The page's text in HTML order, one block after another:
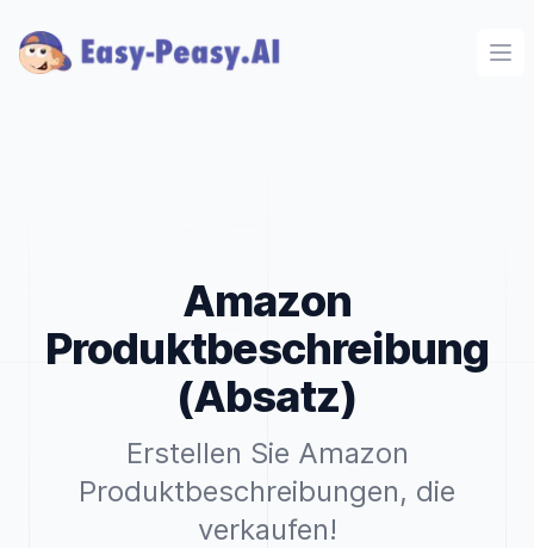
Amazon
Produktbeschreibung
(Absatz)
Erstellen Sie Amazon
Produktbeschreibungen, die
verkaufen!